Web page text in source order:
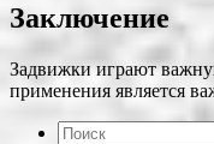
Заключение
Задвижки играют
применения является